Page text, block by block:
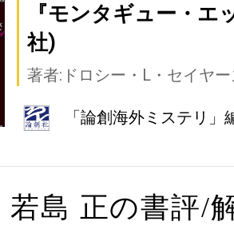
『モンタギュー・エ
社)
著者:ドロシー・L・セイヤ
「論創海外ミステリ」
若島 正の書評/